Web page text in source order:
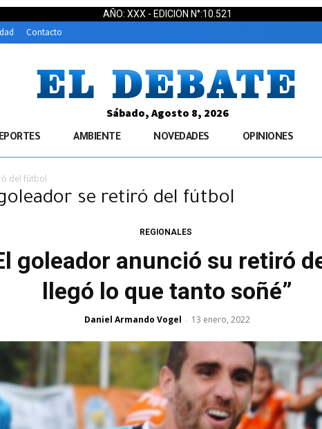
AÑO: XXX - EDICION N°:10.521
Contacto
Sábado, Agosto 8, 2026
AMBIENTE NOVEDADES OPINIONES
del fútbol
se retiró del fútbol
REGIONALES
goleador anunció su retiró
llegó lo que tanto soñé”
Daniel Armando Vogel - 13 enero, 2022